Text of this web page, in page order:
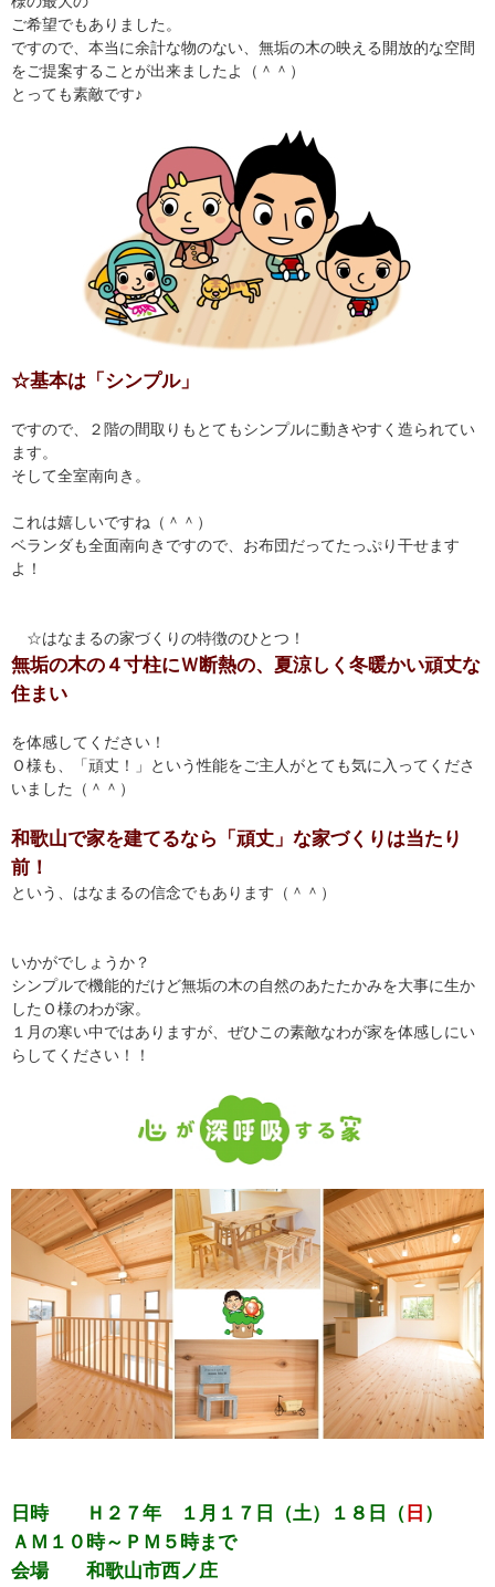
ご希望でもありました。
ですので、本当に余計な物のない、無垢の木の映える開放的な空間
をご提案することが出来ましたよ（＾＾）
とっても素敵です♪
☆基本は「シンプル」
ですので、２階の間取りもとてもシンプルに動きやすく造られてい
ます。
そして全室南向き。
これは嬉しいですね（＾＾）
ベランダも全面南向きですので、お布団だってたっぷり干せます
よ！
☆はなまるの家づくりの特徴のひとつ！
無垢の木の４寸柱にＷ断熱の、夏涼しく冬暖かい頑丈な
住まい
を体感してください！
Ｏ様も、「頑丈！」という性能をご主人がとても気に入ってくださ
いました（＾＾）
和歌山で家を建てるなら「頑丈」な家づくりは当たり
前！
という、はなまるの信念でもあります（＾＾）
いかがでしょうか？
シンプルで機能的だけど無垢の木の自然のあたたかみを大事に生か
したＯ様のわが家。
１月の寒い中ではありますが、ぜひこの素敵なわが家を体感しにい
らしてください！！
日時 Ｈ２７年 １月１７日（土）１８日（日 ）
ＡＭ１０時～ＰＭ５時まで
会場 和歌山市西ノ庄